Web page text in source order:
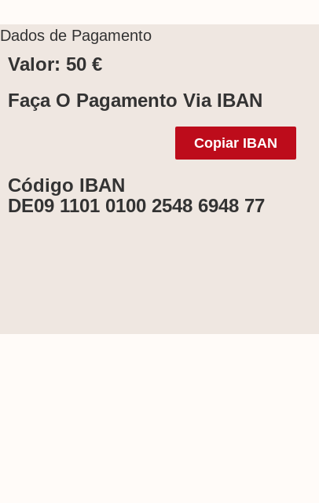
Dados de Pagamento
Valor: 50 €
Faça O Pagamento Via IBAN
Copiar IBAN
Código IBAN
DE09 1101 0100 2548 6948 77